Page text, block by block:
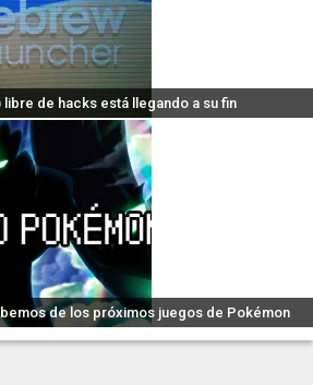
de hacks está llegando a su fin
de los próximos juegos de Pokémon